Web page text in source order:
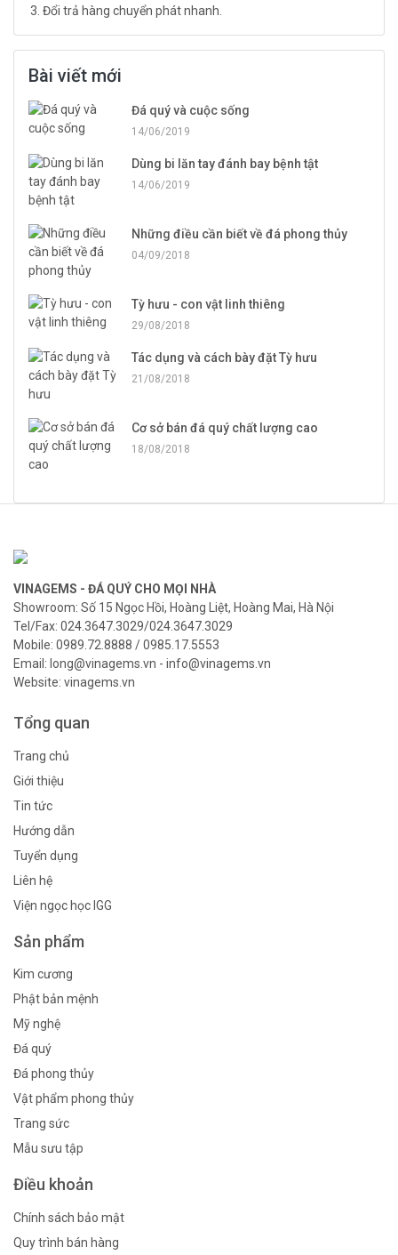
Đổi trả hàng chuyển phát nhanh.
Bài viết mới
Đá quý và cuộc sống
14/06/2019
Dùng bi lăn tay đánh bay bệnh tật
14/06/2019
Những điều cần biết về đá phong thủy
04/09/2018
Tỳ hưu - con vật linh thiêng
29/08/2018
Tác dụng và cách bày đặt Tỳ hưu
21/08/2018
Cơ sở bán đá quý chất lượng cao
18/08/2018
VINAGEMS - ĐÁ QUÝ CHO MỌI NHÀ
Showroom: Số 15 Ngọc Hồi, Hoàng Liệt, Hoàng Mai, Hà Nội
Tel/Fax: 024.3647.3029/024.3647.3029
Mobile: 0989.72.8888 / 0985.17.5553
Email: long@vinagems.vn - info@vinagems.vn
Website: vinagems.vn
Tổng quan
Trang chủ
Giới thiệu
Tin tức
Hướng dẫn
Tuyển dụng
Liên hệ
Viện ngọc học IGG
Sản phẩm
Kim cương
Phật bản mệnh
Mỹ nghệ
Đá quý
Đá phong thủy
Vật phẩm phong thủy
Trang sức
Mẫu sưu tập
Điều khoản
Chính sách bảo mật
Quy trình bán hàng